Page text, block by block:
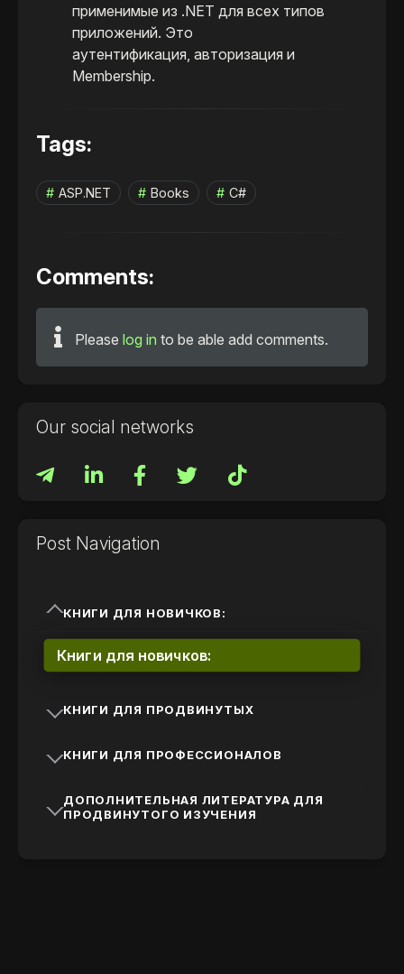
применимые из .NET для всех типов
приложений. Это
аутентификация, авторизация и
Membership.
Tags:
ASP.NET Books C#
Comments:
Please log in to be able add comments.
Our social networks
Post Navigation
КНИГИ ДЛЯ НОВИЧКОВ:
Книги для новичков:
КНИГИ ДЛЯ ПРОДВИНУТЫХ
КНИГИ ДЛЯ ПРОФЕССИОНАЛОВ
ДОПОЛНИТЕЛЬНАЯ ЛИТЕРАТУРА ДЛЯ
ПРОДВИНУТОГО ИЗУЧЕНИЯ